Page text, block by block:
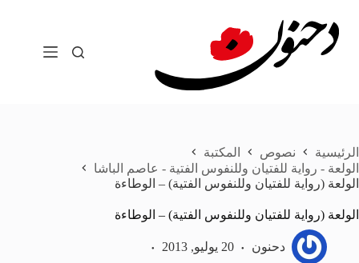
المحتوى
الرئيسية نصوص
المكتبة
الولعة - رواية للفتيان وللنفوس الفتية - عاصم الباشا
الولعة (رواية للفتيان وللنفوس الفتية) – الوطاءة
الولعة (رواية للفتيان وللنفوس الفتية) – الوطاءة
دحنون
20 يوليو, 2013